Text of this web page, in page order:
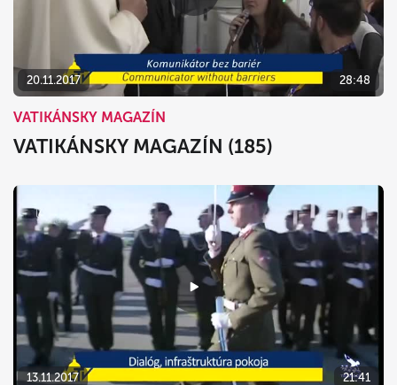
20.11.2017 28:48
VATIKÁNSKY MAGAZÍN
VATIKÁNSKY MAGAZÍN (185)
13.11.2017 21:41